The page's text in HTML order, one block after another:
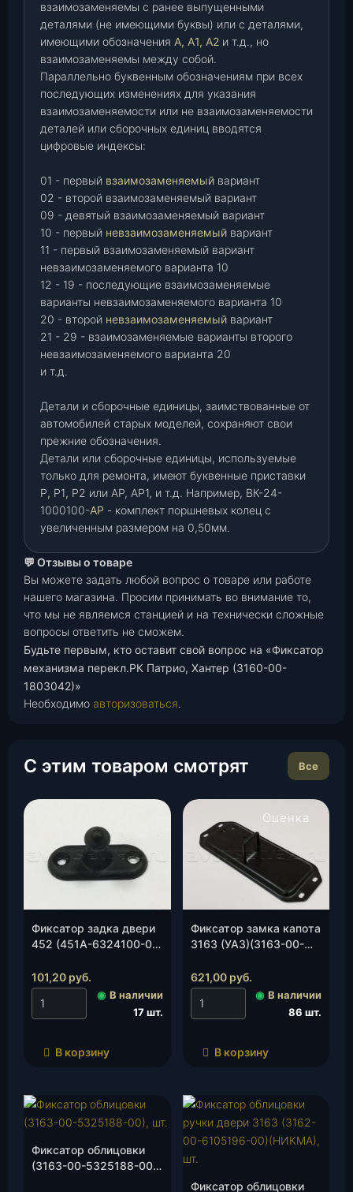
взаимозаменяемы с ранее выпущенными
деталями (не имеющими буквы) или с деталями,
имеющими обозначения А, А1, А2 и т.д., но
взаимозаменяемы между собой.
Параллельно буквенным обозначениям при всех
последующих изменениях для указания
взаимозаменяемости или не взаимозаменяемости
деталей или сборочных единиц вводятся
цифровые индексы:
01 - первый взаимозаменяемый вариант
02 - второй взаимозаменяемый вариант
09 - девятый взаимозаменяемый вариант
10 - первый невзаимозаменяемый вариант
11 - первый взаимозаменяемый вариант
невзаимозаменяемого варианта 10
12 - 19 - последующие взаимозаменяемые
варианты невзаимозаменяемого варианта 10
20 - второй невзаимозаменяемый вариант
21 - 29 - взаимозаменяемые варианты второго
невзаимозаменяемого варианта 20
и т.д.
Детали и сборочные единицы, заимствованные от
автомобилей старых моделей, сохраняют свои
прежние обозначения.
Детали или сборочные единицы, используемые
только для ремонта, имеют буквенные приставки
Р, Р1, Р2 или АР, АР1, и т.д. Например, ВК-24-
1000100-АР - комплект поршневых колец с
увеличенным размером на 0,50мм.
💬 Отзывы о товаре
Вы можете задать любой вопрос о товаре или работе
нашего магазина. Просим принимать во внимание то,
что мы не являемся станцией и на технически сложные
вопросы ответить не сможем.
Будьте первым, кто оставит свой вопрос на «Фиксатор
механизма перекл.РК Патрио, Хантер (3160-00-
1803042)»
Необходимо авторизоваться.
С этим товаром смотрят Все
Фиксатор задка двери
452 (451А-6324100-01)
101,20 руб.
◉ В наличии
17 шт.
В корзину
Фиксатор замка капота
3163 (УАЗ)(3163-00-
Оценка
621,00 руб.
◉ В наличии
86 шт.
В корзину
Фиксатор облицовки
(3163-00-5325188-00),
Фиксатор облицовки